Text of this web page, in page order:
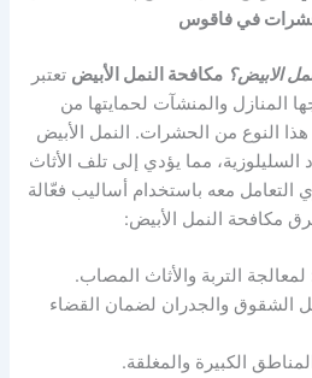
حشرات في فاقوس
الابيض؟ مكافحة النمل الأبيض تعتبر
المنازل والمنشآت لحمايتها من
هذا النوع من الحشرات. النمل الأبيض
مما يؤدي إلى تلف الأثاث
التعامل معه باستخدام أساليب فعّالة
مكافحة النمل الأبيض:
لمعالجة التربة والأثاث المصاب.
الشقوق والجدران لضمان القضاء
الكبيرة والمغلقة.